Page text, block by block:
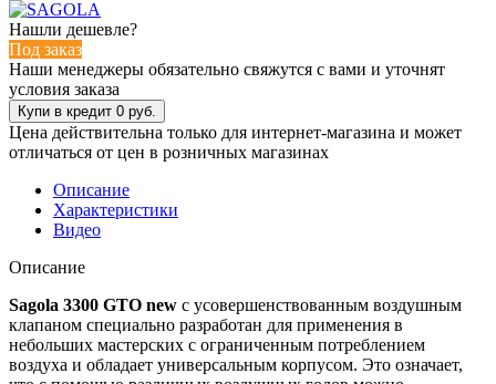
Нашли дешевле?
Под заказ
Наши менеджеры обязательно свяжутся с вами и уточнят
условия заказа
Цена действительна только для интернет-магазина и может
отличаться от цен в розничных магазинах
Описание
Характеристики
Видео
Описание
Sagola 3300 GTO new с усовершенствованным воздушным
клапаном специально разработан для применения в
небольших мастерских с ограниченным потреблением
воздуха и обладает универсальным корпусом. Это означает,